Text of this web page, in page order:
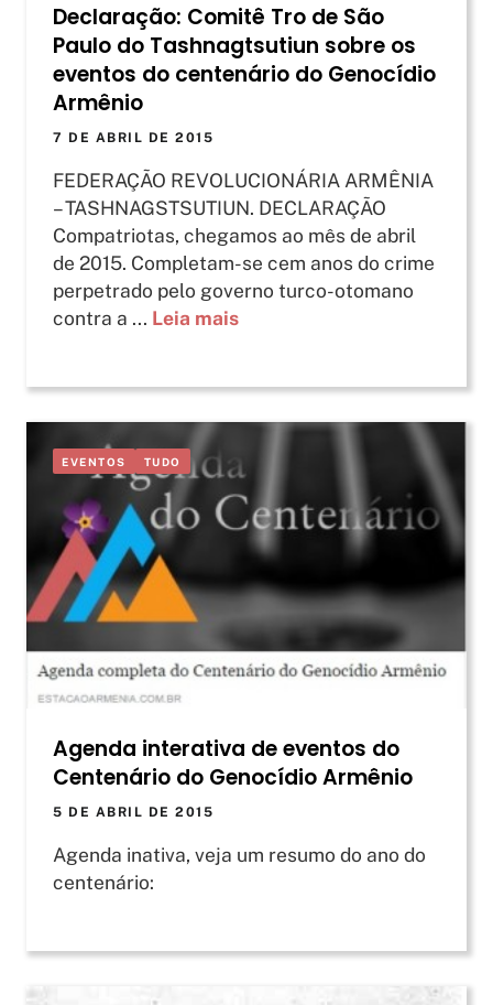
Declaração: Comitê Tro de São
Paulo do Tashnagtsutiun sobre os
eventos do centenário do Genocídio
Armênio
7 DE ABRIL DE 2015
FEDERAÇÃO REVOLUCIONÁRIA ARMÊNIA
– TASHNAGSTSUTIUN. DECLARAÇÃO
Compatriotas, chegamos ao mês de abril
de 2015. Completam-se cem anos do crime
perpetrado pelo governo turco-otomano
contra a ... Leia mais
EVENTOS TUDO
Agenda interativa de eventos do
Centenário do Genocídio Armênio
5 DE ABRIL DE 2015
Agenda inativa, veja um resumo do ano do
centenário: